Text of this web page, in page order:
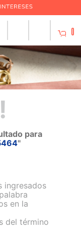
0
para
"
ingresados
en la
del término